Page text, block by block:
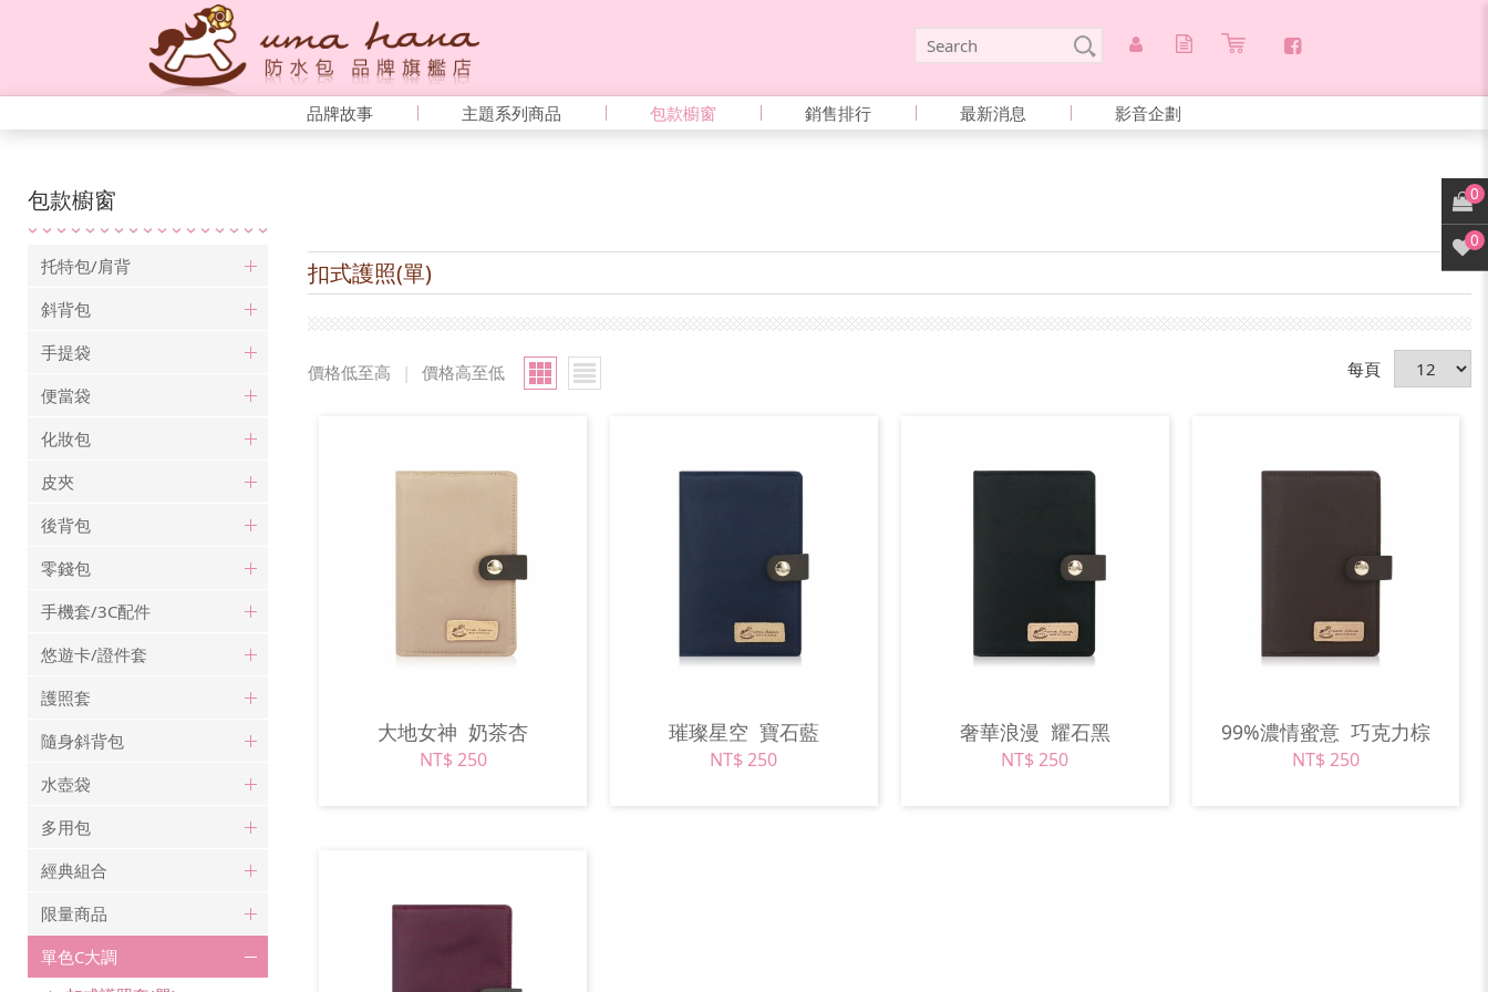
品牌故事 主題系列商品 包款櫥窗 銷售排行 最新消息 影音企劃
包款櫥窗
托特包/肩背
斜背包
手提袋
便當袋
化妝包
皮夾
後背包
零錢包
手機套/3C配件
悠遊卡/證件套
護照套
隨身斜背包
水壺袋
多用包
經典組合
限量商品
單色C大調
扣式護照(單)
價格低至高 | 價格高至低 每頁
大地女神 奶茶杏
NT$ 250
璀璨星空 寶石藍
NT$ 250
奢華浪漫 耀石黑
NT$ 250
99%濃情蜜意 巧克力棕
NT$ 250
0
0